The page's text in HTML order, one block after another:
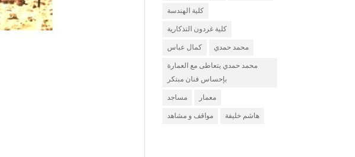
كلية الهندسة
كلية غردون التذكارية
كمال عباس محمد حمدي
محمد حمدي يتعاطى مع العمارة
بإحساس فنان مبتكر
مساجد معمار
مواقف و مشاهد هاشم خليفة